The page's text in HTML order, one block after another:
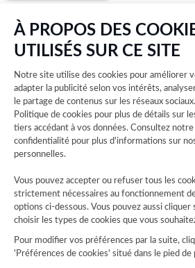
À PROPOS DES
UTILISÉS SUR CE SITE
Notre site utilise des cookies pour améliorer
adapter la publicité selon vos intérêts,
le partage de contenus sur les réseaux
Politique de cookies pour plus de détails sur
tiers accédant à vos données. Consultez notre
confidentialité pour plus d'informations sur
personnelles.
Vous pouvez accepter ou refuser tous les
strictement nécessaires au fonctionnement
options ci-dessous. Vous pouvez aussi cliquer
choisir les types de cookies que vous
Pour modifier vos préférences par la suite,
'Préférences de cookies' situé dans le pied de
votre
concession,
consultez notre
liste complète
des concessions
Land Rover.
Sélectionnez
ensuite votre
concession et
découvrez les
horaires
d'ouverture,
coordonnées,
plans d'accès et
explorez nos